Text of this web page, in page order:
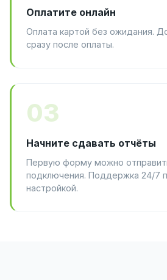
Оплатите онлайн
Оплата картой без ожидания.
сразу после оплаты.
03
Начните сдавать отчёты
Первую форму можно
подключения. Поддержка 24/7
настройкой.